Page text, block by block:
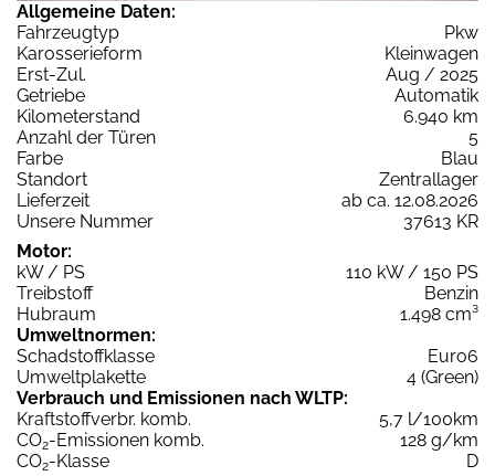
Allgemeine Daten:
Fahrzeugtyp
Pkw
Karosserieform
Kleinwagen
Erst-Zul.
Aug / 2025
Getriebe
Automatik
Kilometerstand
6.940 km
Anzahl der Türen
5
Farbe
Blau
Standort
Zentrallager
Lieferzeit
ab ca. 12.08.2026
Unsere Nummer
37613 KR
Motor:
kW / PS
110 kW / 150 PS
Treibstoff
Benzin
Hubraum
1.498 cm³
Umweltnormen:
Schadstoffklasse
Euro6
Umweltplakette
4 (Green)
Verbrauch und Emissionen nach WLTP:
Kraftstoffverbr. komb.
5,7 l/100km
CO2-Emissionen komb.
128 g/km
CO2-Klasse
D